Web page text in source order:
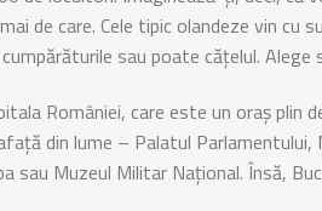
de care. Cele tipic olandeze vin
sau poate cățelul. Alege
României, care este un oraș
din lume – Palatul
sau Muzeul Militar Național. Însă,